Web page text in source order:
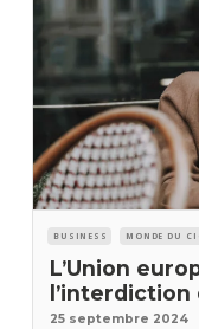
BUSINESS MONDE DU
L’Union
25 septembre 2024